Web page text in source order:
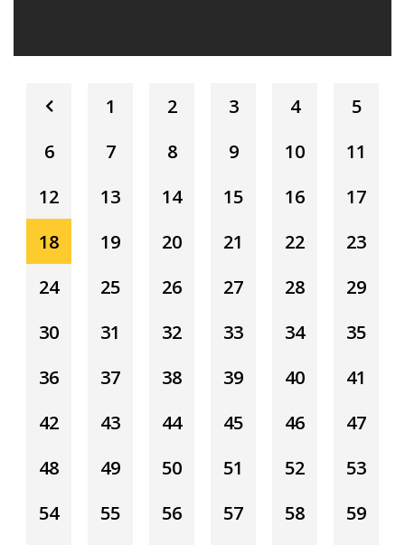
1 2 3 4
5
6
7 8 9 10
11
12
13 14 15 16
17
18
19 20 21 22
23
24
25 26 27 28
29
30
31 32 33 34
35
36
37 38 39 40
41
42
43 44 45 46
47
48
49 50 51 52
53
54
55 56 57 58
59